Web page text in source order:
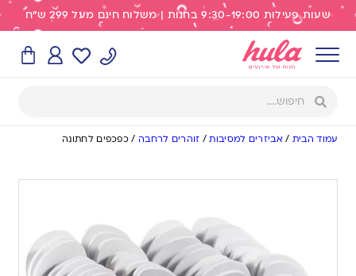
שעות פעילות 9:30-19:00 בחנות | משלוח חינם מעל 299 ש"ח
עמוד הבית /אביזרים למסיבות/ זוהרים לרחבה / כפכפים לחתונה